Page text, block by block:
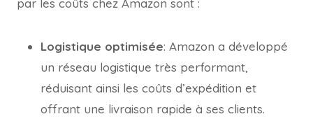
par les coûts chez Amazon sont :
Logistique optimisée: Amazon a développé
un réseau logistique très performant,
réduisant ainsi les coûts d’expédition et
offrant une livraison rapide à ses clients.